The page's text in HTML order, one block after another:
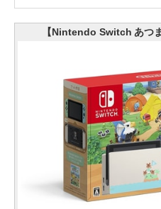
【Nintendo Switch あつ